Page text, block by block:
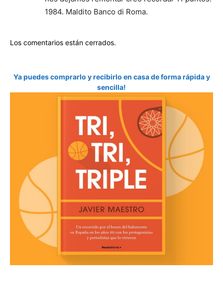
1984. Maldito Banco di Roma.
Los comentarios están cerrados.
Ya puedes comprarlo y recibirlo en casa de forma rápida y
sencilla!